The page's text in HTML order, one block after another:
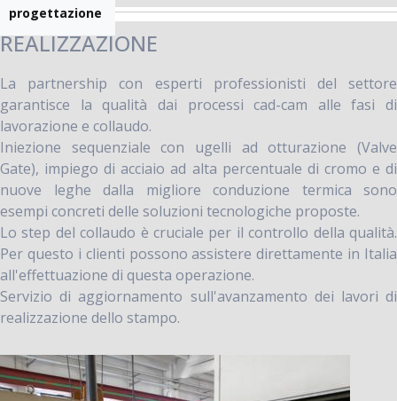
progettazione
REALIZZAZIONE
La partnership con esperti professionisti del settore
garantisce la qualità dai processi cad-cam alle fasi di
lavorazione e collaudo.
Iniezione sequenziale con ugelli ad otturazione (Valve
Gate), impiego di acciaio ad alta percentuale di cromo e di
nuove leghe dalla migliore conduzione termica sono
esempi concreti delle soluzioni tecnologiche proposte.
Lo step del collaudo è cruciale per il controllo della qualità.
Per questo i clienti possono assistere direttamente in Italia
all'effettuazione di questa operazione.
Servizio di aggiornamento sull'avanzamento dei lavori di
realizzazione dello stampo.